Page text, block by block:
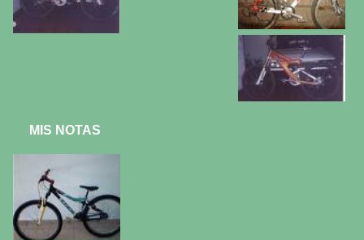
MIS NOTAS